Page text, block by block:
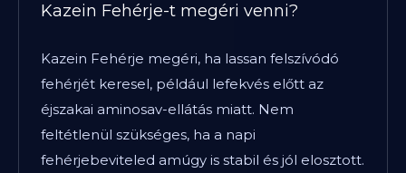
Kazein Fehérje-t megéri venni?
Kazein Fehérje megéri, ha lassan felszívódó
fehérjét keresel, például lefekvés előtt az
éjszakai aminosav-ellátás miatt. Nem
feltétlenül szükséges, ha a napi
fehérjebeviteled amúgy is stabil és jól elosztott.